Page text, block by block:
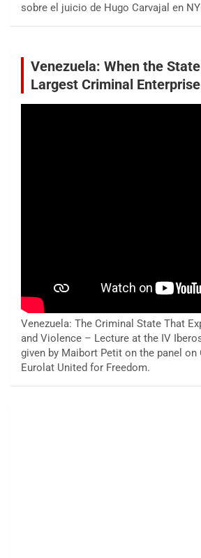
sobre el juicio de Hugo Carvajal en
Venezuela: When the
Largest Criminal Enterprise
Venezuela: The Criminal State That
and Violence – Lecture at the IV
given by Maibort Petit on the panel on
Eurolat United for Freedom.